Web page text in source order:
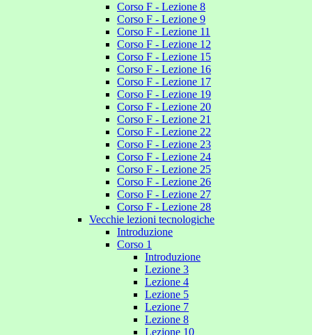
Corso F - Lezione 8
Corso F - Lezione 9
Corso F - Lezione 11
Corso F - Lezione 12
Corso F - Lezione 15
Corso F - Lezione 16
Corso F - Lezione 17
Corso F - Lezione 19
Corso F - Lezione 20
Corso F - Lezione 21
Corso F - Lezione 22
Corso F - Lezione 23
Corso F - Lezione 24
Corso F - Lezione 25
Corso F - Lezione 26
Corso F - Lezione 27
Corso F - Lezione 28
Vecchie lezioni tecnologiche
Introduzione
Corso 1
Introduzione
Lezione 3
Lezione 4
Lezione 5
Lezione 7
Lezione 8
Lezione 10